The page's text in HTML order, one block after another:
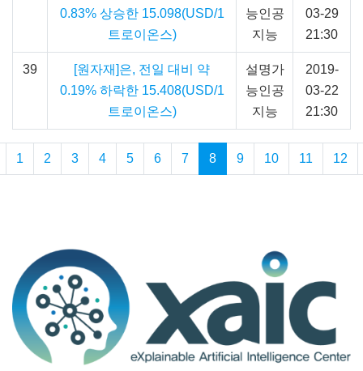
0.83% 상승한 15.098(USD/1
트로이온스)
능인공
지능
03-29
21:30
39
[원자재]은, 전일 대비 약
0.19% 하락한 15.408(USD/1
트로이온스)
설명가
능인공
지능
2019-
03-22
21:30
1 2 3 4 5 6 7 8 9 10 11 12